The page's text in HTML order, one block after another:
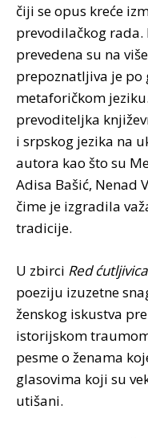
čiji se opus kreće
prevodilačkog rada.
prevedena su na
prepoznatljiva je po
metaforičkom
prevoditeljka
i srpskog jezika na
autora kao što su
Adisa Bašić, Nenad
čime je izgradila
tradicije.
U zbirci Red ćutljivica
poeziju izuzetne
ženskog iskustva
istorijskom
pesme o ženama
glasovima koji su
utišani.